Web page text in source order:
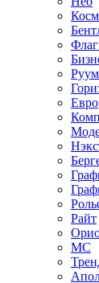
Руум
Евро
Райт
МС